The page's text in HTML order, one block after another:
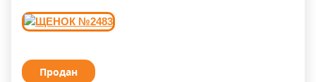
Продан